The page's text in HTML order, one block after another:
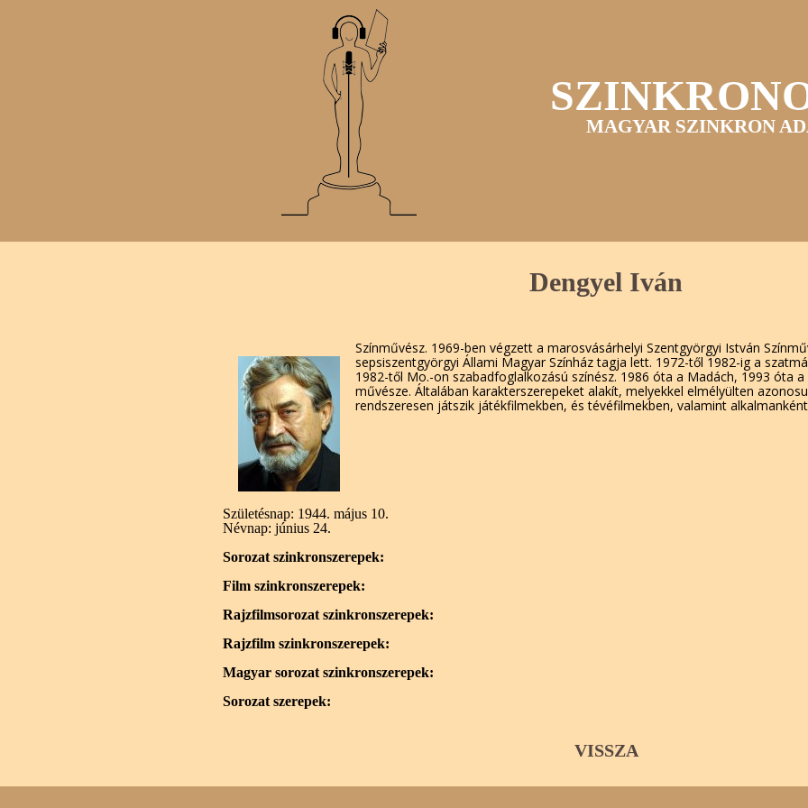
MAGYAR SZINKRON
Dengyel Iván
Színművész. 1969-ben végzett a marosvásárhelyi Szentgyörgyi István
sepsiszentgyörgyi Állami Magyar Színház tagja lett. 1972-től 1982-ig a
1982-től Mo.-on szabadfoglalkozású színész. 1986 óta a Madách, 1993 óta a
művésze. Általában karakterszerepeket alakít, melyekkel elmélyülten
rendszeresen játszik játékfilmekben, és tévéfilmekben, valamint
Születésnap: 1944. május 10.
Névnap: június 24.
Sorozat szinkronszerepek:
Film szinkronszerepek:
Rajzfilmsorozat szinkronszerepek:
Rajzfilm szinkronszerepek:
Magyar sorozat szinkronszerepek:
Sorozat szerepek:
VISSZA